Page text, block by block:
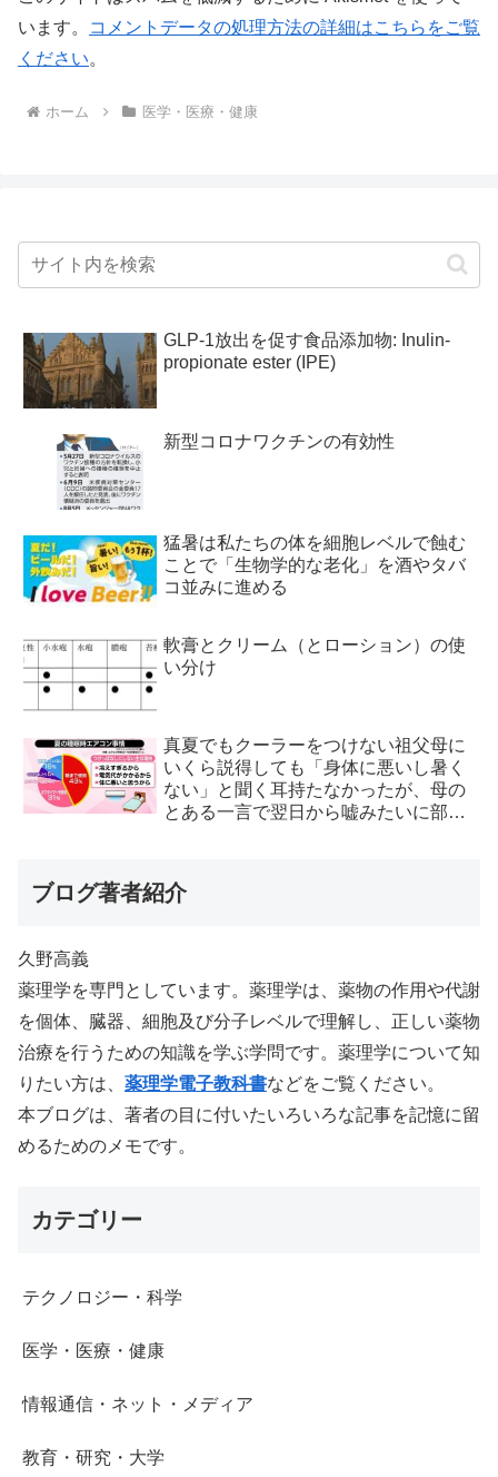
います。
コメントデータの処理方法の詳細はこちらをご覧
ください。
ホーム 医学・医療・健康
GLP-1放出を促す食品添加物: Inulin-
propionate ester (IPE)
新型コロナワクチンの有効性
猛暑は私たちの体を細胞レベルで蝕む
ことで「生物学的な老化」を酒やタバ
コ並みに進める
軟膏とクリーム（とローション）の使
い分け
真夏でもクーラーをつけない祖父母に
いくら説得しても「身体に悪いし暑く
ない」と聞く耳持たなかったが、母の
とある一言で翌日から嘘みたいに部屋
ブログ著者紹介
久野高義
薬理学を専門としています。薬理学は、薬物の作用や代謝
を個体、臓器、細胞及び分子レベルで理解し、正しい薬物
治療を行うための知識を学ぶ学問です。薬理学について知
りたい方は、 薬理学電子教科書などをご覧ください。
本ブログは、著者の目に付いたいろいろな記事を記憶に留
めるためのメモです。
カテゴリー
テクノロジー・科学
医学・医療・健康
情報通信・ネット・メディア
教育・研究・大学